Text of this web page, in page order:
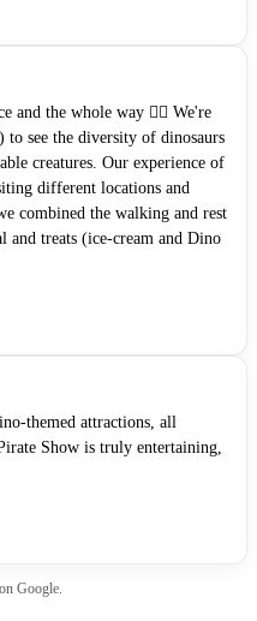
and the whole way ❤️‍🔥 We're
see the diversity of dinosaurs
creatures. Our experience of
different locations and
combined the walking and rest
and treats (ice-cream and Dino
themed attractions, all
Show is truly entertaining,
Google.